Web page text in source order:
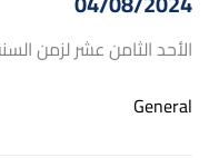
الأحد الثامن عشر لزمن
General